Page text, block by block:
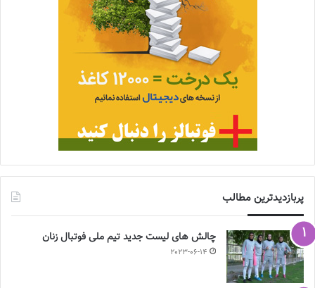
پربازدیدترین مطالب
چالش هاى ليست جدید تيم ملى فوتبال زنان
2023-06-14